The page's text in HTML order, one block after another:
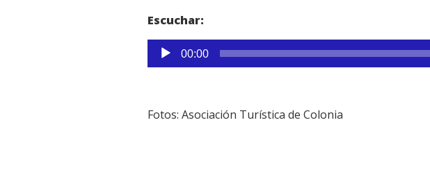
Escuchar:
Reproductor
de
00:00
Fotos: Asociación Turística de Colonia